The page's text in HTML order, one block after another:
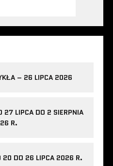
– 26 LIPCA 2026
27 LIPCA DO 2 SIERPNIA
R.
20 DO 26 LIPCA 2026 R.